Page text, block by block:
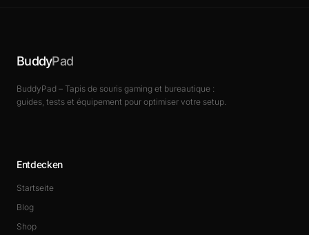
BuddyPad
BuddyPad – Tapis de souris gaming et bureautique :
guides, tests et équipement pour optimiser votre setup.
Entdecken
Startseite
Blog
Shop